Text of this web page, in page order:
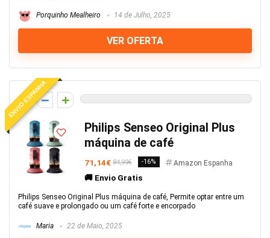
Porquinho Mealheiro 14 de Julho, 2025
VER OFERTA
ENVIO ESPANHA
0
Philips Senseo Original Plus
máquina de café
71,14€ 84,99€ -16% Amazon Espanha
🚚 Envio Gratis
Philips Senseo Original Plus máquina de café, Permite optar entre um
café suave e prolongado ou um café forte e encorpado
Maria 22 de Maio, 2025